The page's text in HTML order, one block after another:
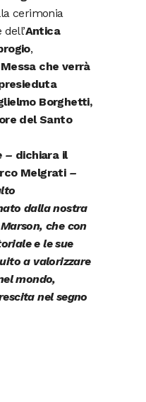
cerimonia
Antica
,
che verrà
Borghetti,
del Santo
– dichiara il
Melgrati –
dalla nostra
che con
e le sue
a valorizzare
mondo,
nel segno